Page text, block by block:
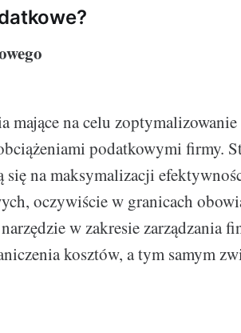
mające na celu
podatkowymi firmy.
na maksymalizacji
oczywiście w granicach
w zakresie zarządzania
kosztów, a tym samym